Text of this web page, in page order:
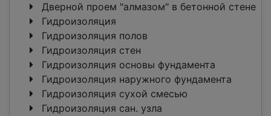
Дверной проем "алмазом" в бетонной стене
Гидроизоляция
Гидроизоляция полов
Гидроизоляция стен
Гидроизоляция основы фундамента
Гидроизоляция наружного фундамента
Гидроизоляция сухой смесью
Гидроизоляция сан. узла